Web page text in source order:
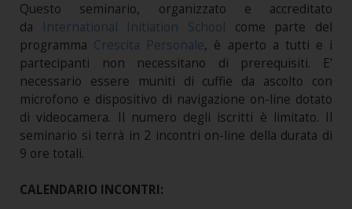
Questo seminario, organizzato e accreditato
da
International Initiation School come parte del
programma Crescita Personale, è aperto a tutti e i
partecipanti non necessitano di prerequisiti. E'
necessario essere muniti di cuffie da ascolto con
microfono e dispositivo di navigazione on-line dotato
di videocamera. Il numero degli iscritti è limitato. Il
seminario si terrà in 2 incontri on-line della durata di
9 ore totali.
CALENDARIO INCONTRI: